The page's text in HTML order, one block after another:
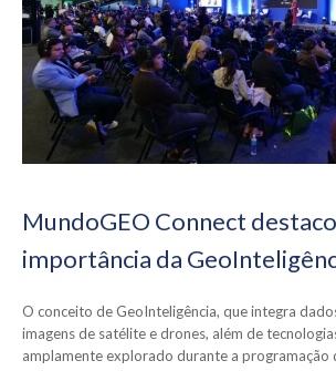
MundoGEO Connect
importância da
O conceito de GeoInteligência, que integra
imagens de satélite e drones, além de
amplamente explorado durante a programação